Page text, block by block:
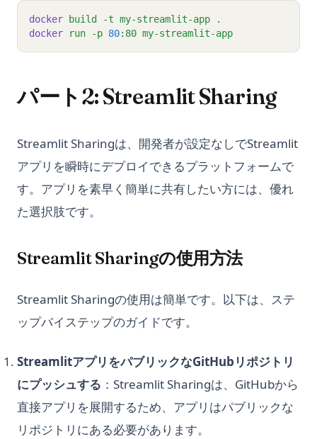
docker build -t my-streamlit-app
.
docker
run -p 80:80 my-streamlit-app
パート2: Streamlit Sharing
Streamlit Sharingは、開発者が設定なしでStreamlit
アプリを瞬時にデプロイできるプラットフォームで
す。アプリを素早く簡単に共有したい方には、優れ
た選択肢です。
Streamlit Sharingの使用方法
Streamlit Sharingの使用は簡単です。以下は、ステ
ップバイステップのガイドです。
StreamlitアプリをパブリックなGitHubリポジトリ
にプッシュする ：Streamlit Sharingは、GitHubから
直接アプリを展開するため、アプリはパブリックな
リポジトリにある必要があります。